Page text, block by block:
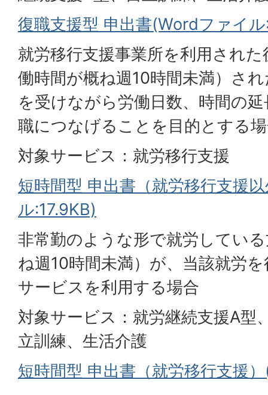
復職支援型 申出書(Wordファイ
就労移行支援事業所を利用され
働時間が概ね週10時間未満）さ
を受けながら労働日数、時間の
職につなげることを目的とする
対象サービス：就労移行支援
短時間型 申出書（就労移行支援
ル:17.9KB)
非常勤のような形で就労してい
ね週10時間未満）が、当該就労
サービスを利用する場合
対象サービス：就労継続支援A型
立訓練、生活介護
短時間型 申出書（就労移行支援